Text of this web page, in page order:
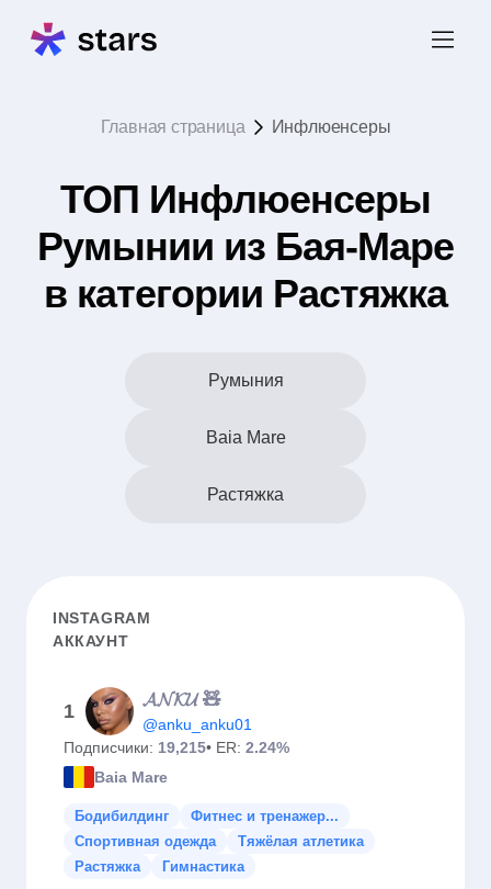
Главная страница Инфлюенсеры
ТОП Инфлюенсеры
Румынии из Бая-Маре
в категории Растяжка
Румыния
Baia Mare
Растяжка
INSTAGRAM
АККАУНТ
1
𝓐𝓝𝓚𝓤 🧸
@anku_anku01
Подписчики: 19,215• ER: 2.24%
Baia Mare
Бодибилдинг
Фитнес и тренажер...
Спортивная одежда
Тяжёлая атлетика
Растяжка
Гимнастика